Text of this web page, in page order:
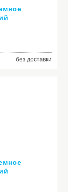
без доставки